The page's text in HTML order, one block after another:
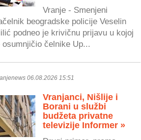
Vranje - Smenjeni
beogradske policije Veselin
podneo je krivičnu prijavu u kojoj
osumnjičio čelnike Up...
06.08.2026 15:51
Vranjanci, Nišlije i
Borani u službi
budžeta privatne
televizije Informer »